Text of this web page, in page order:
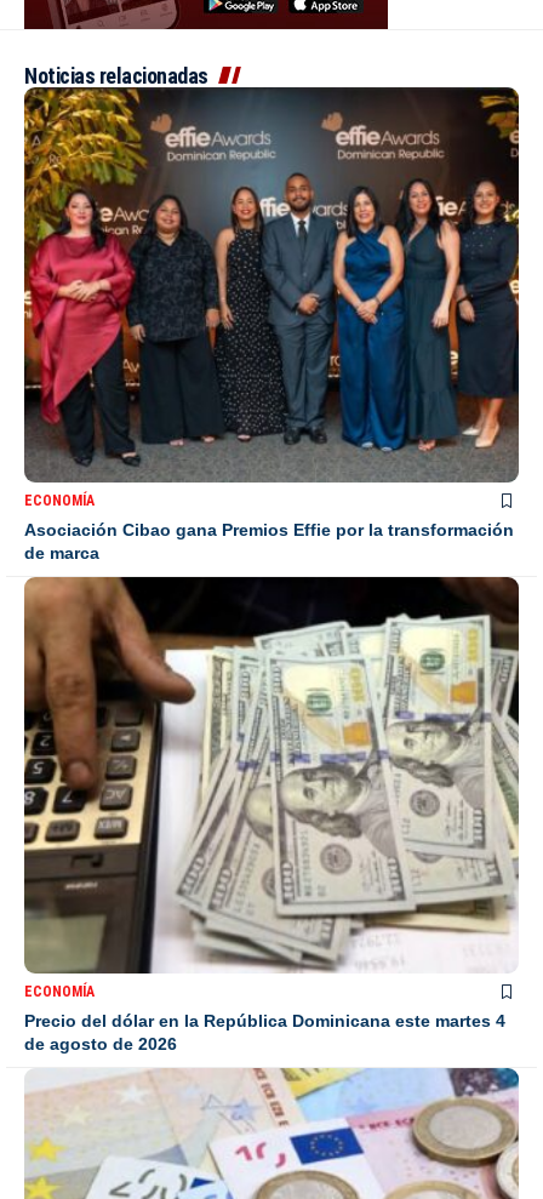
Noticias relacionadas
ECONOMÍA
Asociación Cibao gana Premios Effie por la transformación
de marca
ECONOMÍA
Precio del dólar en la República Dominicana este martes 4
de agosto de 2026